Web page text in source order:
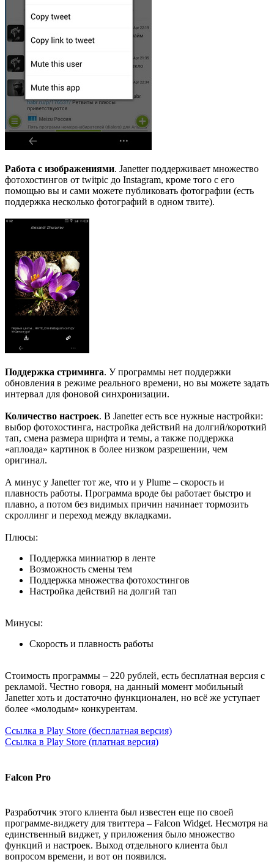
Работа с изображениями. Janetter поддерживает множество
фотохостингов от twitpic до Instagram, кроме того с его
помощью вы и сами можете публиковать фотографии (есть
поддержка несколько фотографий в одном твите).
Поддержка стриминга. У программы нет поддержки
обновления в режиме реального времени, но вы можете задать
интервал для фоновой синхронизации.
Количество настроек. В Janetter есть все нужные настройки:
выбор фотохостинга, настройка действий на долгий/короткий
тап, смена размера шрифта и темы, а также поддержка
«аплоада» картинок в более низком разрешении, чем
оригинал.
А минус у Janetter тот же, что и у Plume – скорость и
плавность работы. Программа вроде бы работает быстро и
плавно, а потом без видимых причин начинает тормозить
скроллинг и переход между вкладками.
Плюсы:
Поддержка миниатюр в ленте
Возможность смены тем
Поддержка множества фотохостингов
Настройка действий на долгий тап
Минусы:
Скорость и плавность работы
Стоимость программы – 220 рублей, есть бесплатная версия с
рекламой. Честно говоря, на данный момент мобильный
Janetter хоть и достаточно функционален, но всё же уступает
более «молодым» конкурентам.
Ссылка в Play Store (бесплатная версия)
Ссылка в Play Store (платная версия)
Falcon Pro
Разработчик этого клиента был известен еще по своей
программе-виджету для твиттера – Falcon Widget. Несмотря на
единственный виджет, у приложения было множество
функций и настроек. Выход отдельного клиента был
вопросом времени, и вот он появился.